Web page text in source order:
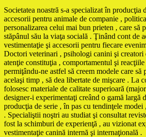
Societatea noastră s-a specializat în producţia
accesorii pentru animale de companie ,
personalizarea celui mai bun prieten , care să
stăpânul său la viaţa socială . Ţinând cont de
vestimentaţie şi accesorii pentru fiecare
Doctori veterinari , psihologi canini şi creatori
atenţie constituţia , comportamentul şi
permiţându-ne astfel să creem modele care să
acelaşi timp , să dea libertate de mişcare . La
folosesc materiale de calitate superioară
designer-i experimentaţi creând o gamă largă
producţia de serie , în pas cu tendinţele modei
. Specialiştii noştri au studiat şi consultat
fost la schimburi de experienţă , au vizionat
vestimentaţie canină internă şi internaţională .